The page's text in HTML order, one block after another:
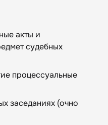
акты и
судебных
процессуальные
заседаниях (очно